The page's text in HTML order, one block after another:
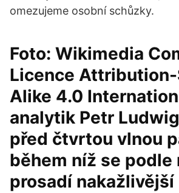
omezujeme osobní schůzky.
Foto: Wikimedia
Licence Attribution-
Alike 4.0
analytik Petr
před čtvrtou vlnou
během níž se podle
prosadí